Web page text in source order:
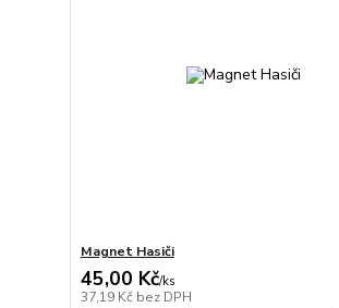
Magnet Hasiči
45,00 Kč/ks
37,19 Kč bez DPH